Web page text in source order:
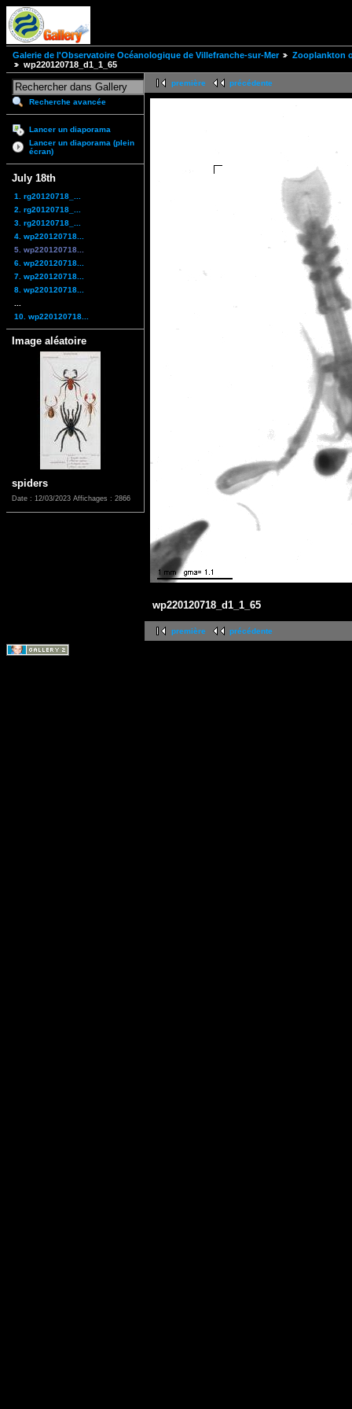
Galerie de l'Observatoire Océanologique de Villefranche-sur-Mer
Zooplankton
wp220120718_d1_1_65
Recherche avancée
Lancer un diaporama
Lancer un diaporama (plein
écran)
July 18th
1. rg20120718_...
2. rg20120718_...
3. rg20120718_...
4. wp220120718...
5. wp220120718...
6. wp220120718...
7. wp220120718...
8. wp220120718...
10. wp220120718...
Image aléatoire
spiders
Date : 12/03/2023 Affichages : 2866
première précédente
wp220120718_d1_1_65
première précédente